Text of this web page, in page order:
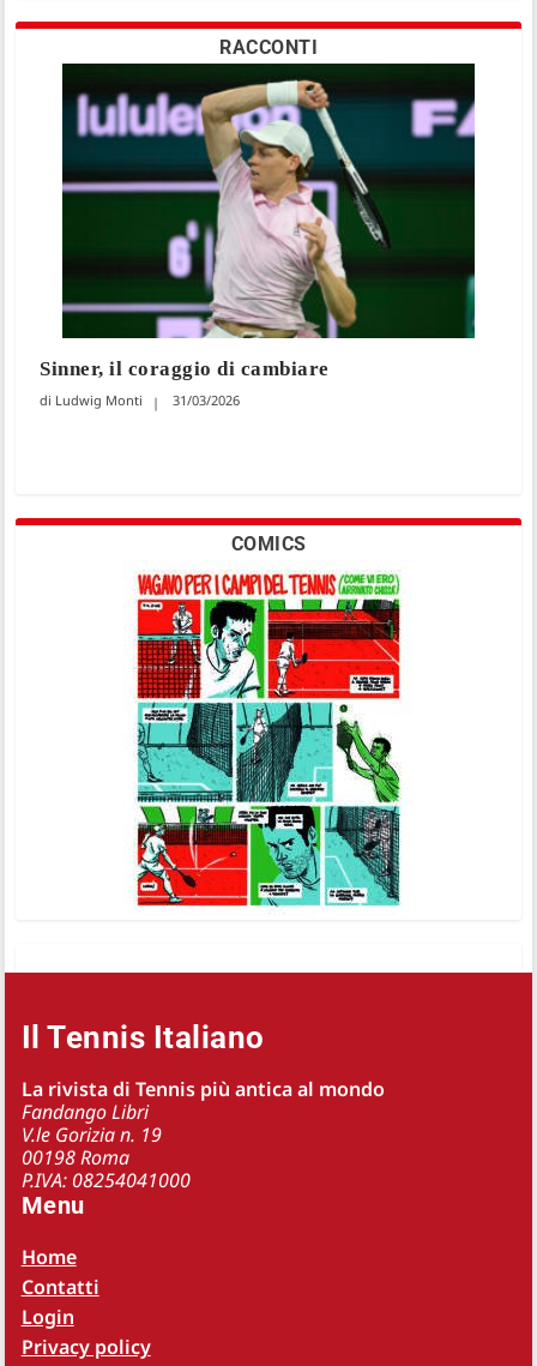
RACCONTI
Sinner, il coraggio di cambiare
Ludwig Monti 31/03/2026
COMICS
Il Tennis Italiano
La rivista di Tennis più antica al mondo
Fandango Libri
V.le Gorizia n. 19
00198 Roma
P.IVA: 08254041000
Menu
Home
Contatti
Login
Privacy policy